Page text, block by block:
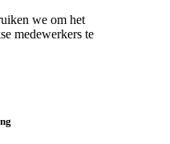
we om het
medewerkers te